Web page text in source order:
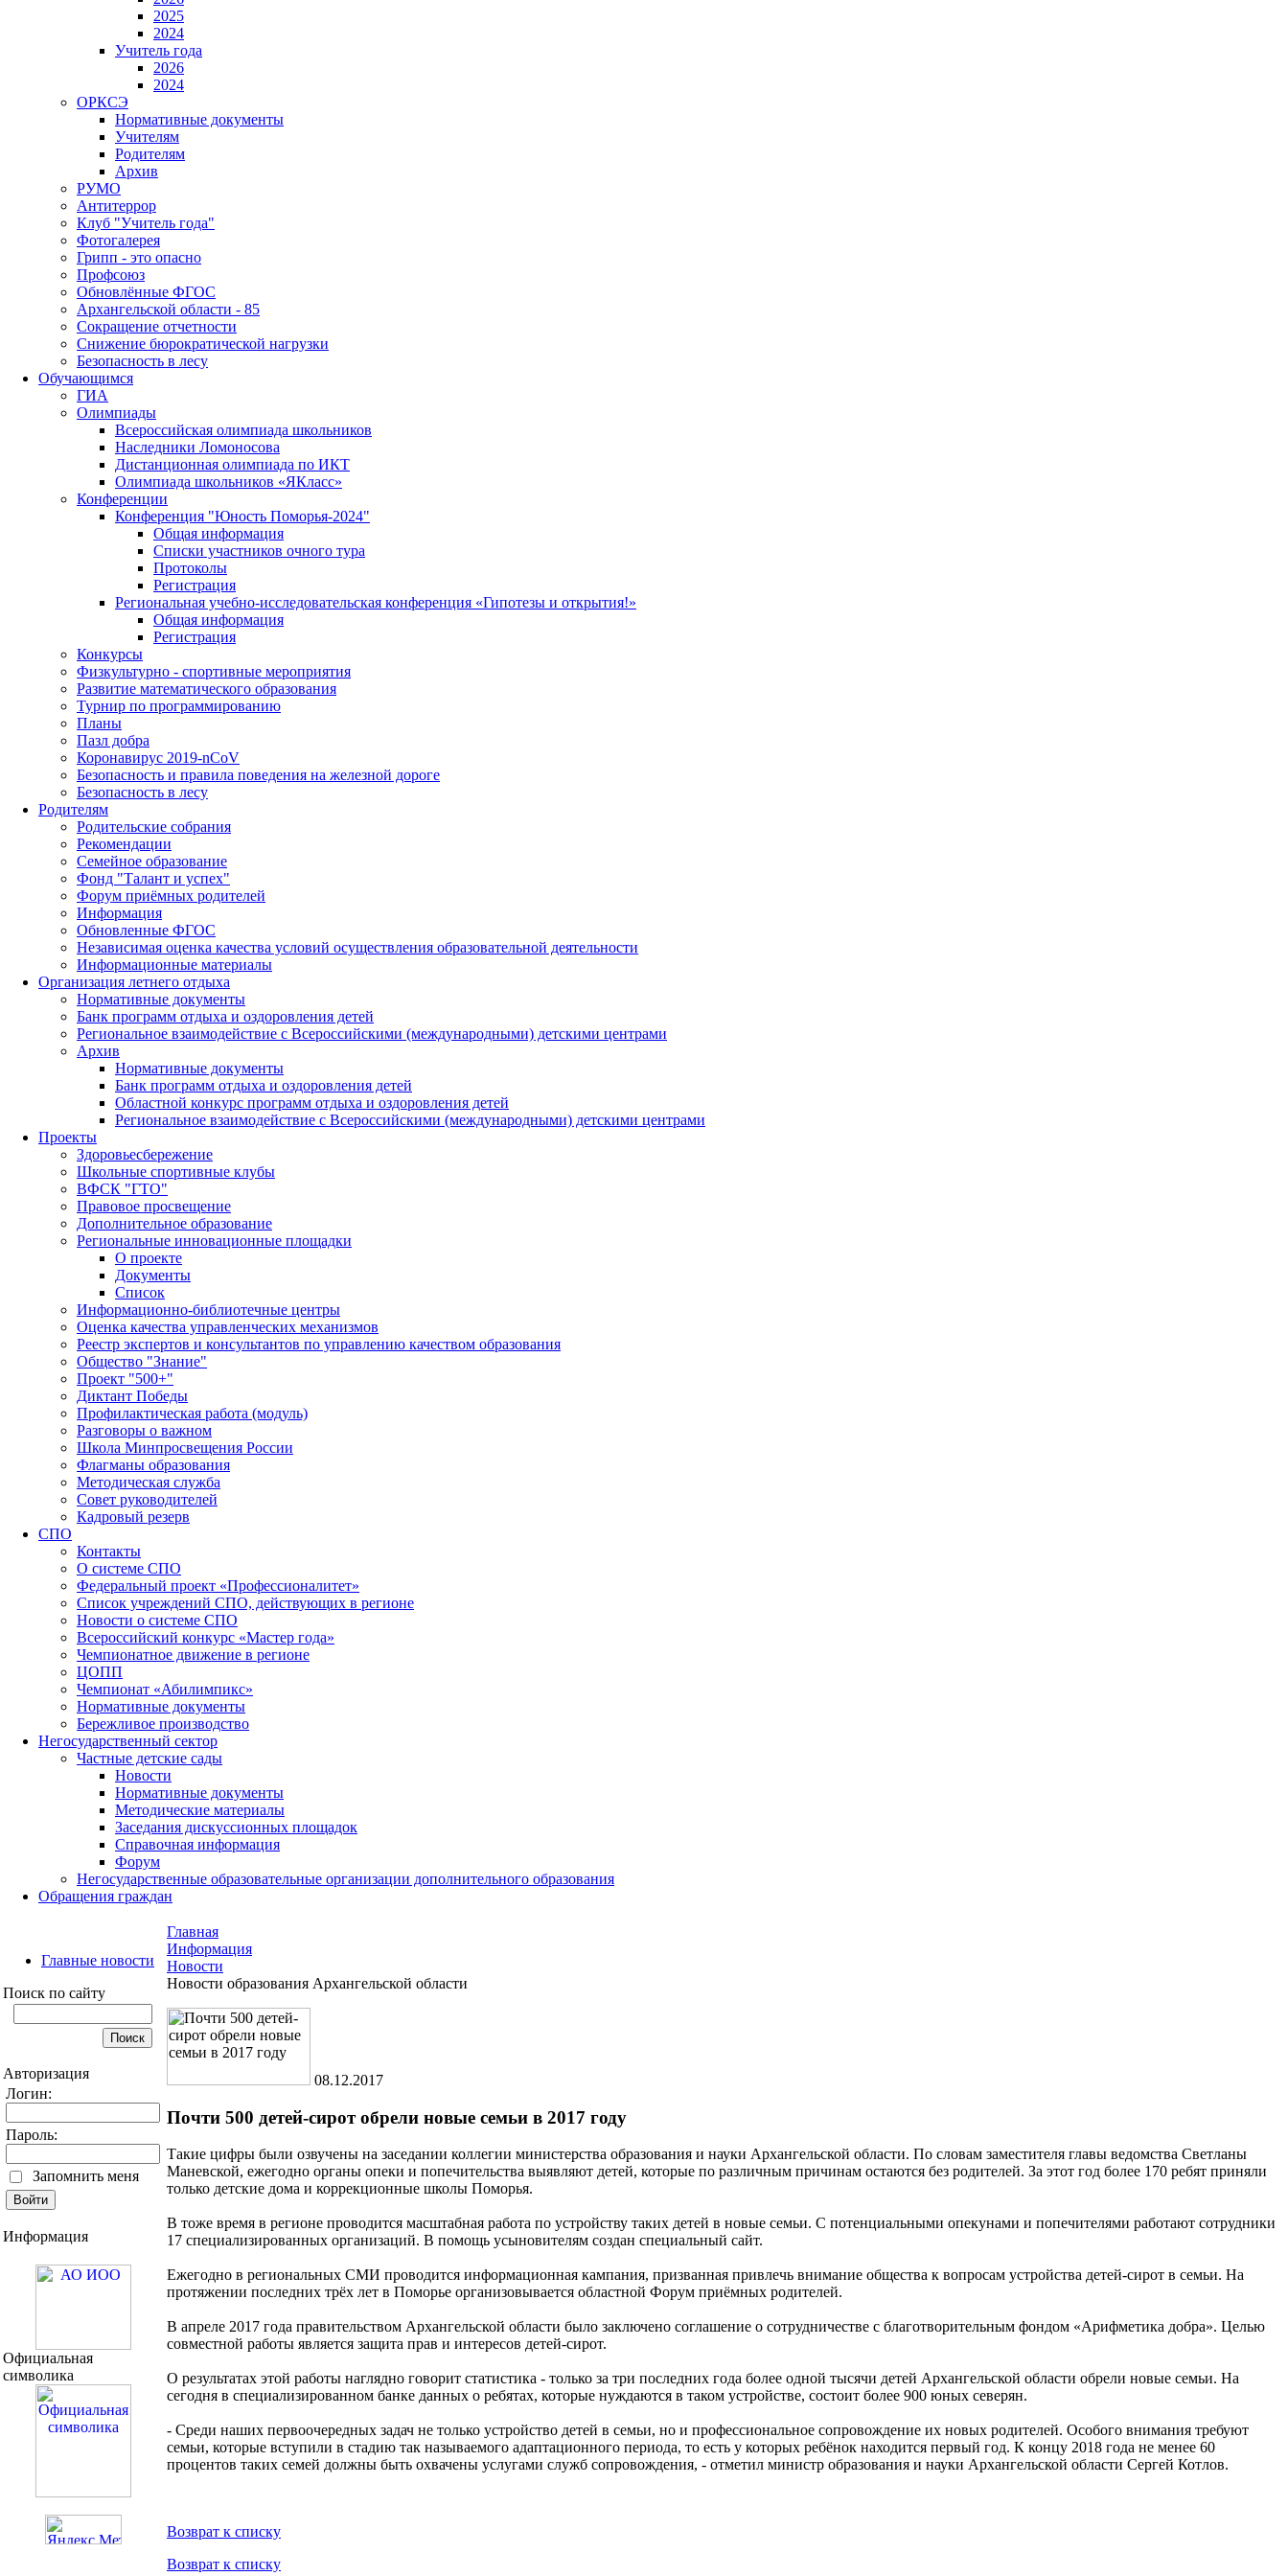
2025
2024
Учитель года
2026
2024
ОРКСЭ
Нормативные документы
Учителям
Родителям
Архив
РУМО
Антитеррор
Клуб "Учитель года"
Фотогалерея
Грипп - это опасно
Профсоюз
Обновлённые ФГОС
Архангельской области - 85
Сокращение отчетности
Снижение бюрократической нагрузки
Безопасность в лесу
Обучающимся
ГИА
Олимпиады
Всероссийская олимпиада школьников
Наследники Ломоносова
Дистанционная олимпиада по ИКТ
Олимпиада школьников «ЯКласс»
Конференции
Конференция "Юность Поморья-2024"
Общая информация
Списки участников очного тура
Протоколы
Регистрация
Региональная учебно-исследовательская конференция «Гипотезы и открытия!»
Общая информация
Регистрация
Конкурсы
Физкультурно - спортивные мероприятия
Развитие математического образования
Турнир по программированию
Планы
Пазл добра
Коронавирус 2019-nCoV
Безопасность и правила поведения на железной дороге
Безопасность в лесу
Родителям
Родительские собрания
Рекомендации
Семейное образование
Фонд "Талант и успех"
Форум приёмных родителей
Информация
Обновленные ФГОС
Независимая оценка качества условий осуществления образовательной деятельности
Информационные материалы
Организация летнего отдыха
Нормативные документы
Банк программ отдыха и оздоровления детей
Региональное взаимодействие с Всероссийскими (международными) детскими центрами
Архив
Нормативные документы
Банк программ отдыха и оздоровления детей
Областной конкурс программ отдыха и оздоровления детей
Региональное взаимодействие с Всероссийскими (международными) детскими центрами
Проекты
Здоровьесбережение
Школьные спортивные клубы
ВФСК "ГТО"
Правовое просвещение
Дополнительное образование
Региональные инновационные площадки
О проекте
Документы
Список
Информационно-библиотечные центры
Оценка качества управленческих механизмов
Реестр экспертов и консультантов по управлению качеством образования
Общество "Знание"
Проект "500+"
Диктант Победы
Профилактическая работа (модуль)
Разговоры о важном
Школа Минпросвещения России
Флагманы образования
Методическая служба
Совет руководителей
Кадровый резерв
СПО
Контакты
О системе СПО
Федеральный проект «Профессионалитет»
Список учреждений СПО, действующих в регионе
Новости о системе СПО
Всероссийский конкурс «Мастер года»
Чемпионатное движение в регионе
ЦОПП
Чемпионат «Абилимпикс»
Нормативные документы
Бережливое производство
Негосударственный сектор
Частные детские сады
Новости
Нормативные документы
Методические материалы
Заседания дискуссионных площадок
Справочная информация
Форум
Негосударственные образовательные организации дополнительного образования
Обращения граждан
Главные новости
Поиск по сайту
Авторизация
Логин:
Пароль:
Запомнить меня
Информация
Официальная
символика
Главная
Информация
Новости
Новости образования Архангельской области
08.12.2017
Почти 500 детей-сирот обрели новые семьи в 2017 году
Такие цифры были озвучены на заседании коллегии министерства образования и науки Архангельской области. По словам заместителя главы ведомства Светланы
Маневской, ежегодно органы опеки и попечительства выявляют детей, которые по различным причинам остаются без родителей. За этот год более 170 ребят приняли
только детские дома и коррекционные школы Поморья.
В тоже время в регионе проводится масштабная работа по устройству таких детей в новые семьи. С потенциальными опекунами и попечителями работают сотрудники
17 специализированных организаций. В помощь усыновителям создан специальный сайт.
Ежегодно в региональных СМИ проводится информационная кампания, призванная привлечь внимание общества к вопросам устройства детей-сирот в семьи. На
протяжении последних трёх лет в Поморье организовывается областной Форум приёмных родителей.
В апреле 2017 года правительством Архангельской области было заключено соглашение о сотрудничестве с благотворительным фондом «Арифметика добра». Целью
совместной работы является защита прав и интересов детей-сирот.
О результатах этой работы наглядно говорит статистика - только за три последних года более одной тысячи детей Архангельской области обрели новые семьи. На
сегодня в специализированном банке данных о ребятах, которые нуждаются в таком устройстве, состоит более 900 юных северян.
- Среди наших первоочередных задач не только устройство детей в семьи, но и профессиональное сопровождение их новых родителей. Особого внимания требуют
семьи, которые вступили в стадию так называемого адаптационного периода, то есть у которых ребёнок находится первый год. К концу 2018 года не менее 60
процентов таких семей должны быть охвачены услугами служб сопровождения, - отметил министр образования и науки Архангельской области Сергей Котлов.
Возврат к списку
Возврат к списку